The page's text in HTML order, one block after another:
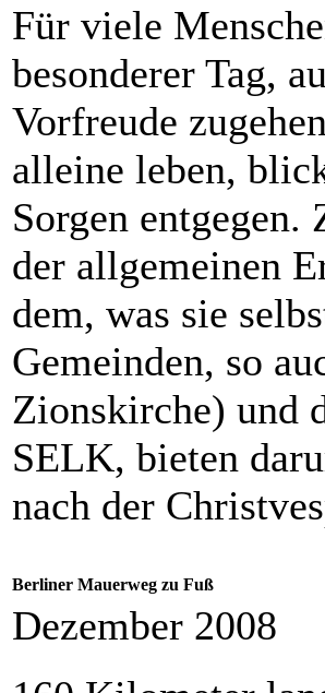
Für viele
besonderer Tag,
Vorfreude
alleine leben,
Sorgen
der allgemeinen
dem, was sie
Gemeinden, so
Zionskirche) und
SELK, bieten
nach der
Berliner Mauerweg zu Fuß
Dezember 2008